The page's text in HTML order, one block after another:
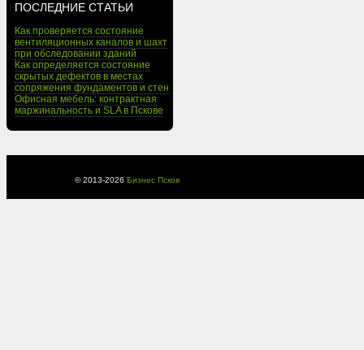
ПОСЛЕДНИЕ СТАТЬИ
Как проверяется состояние
вентиляционных каналов и шахт
при обследовании зданий
Как определяется состояние
скрытых дефектов в местах
сопряжения фундаментов и стен
Офисная мебель: контрактная
маржинальность и SLA в Пскове
© 2013-2026 Бизнес Псков